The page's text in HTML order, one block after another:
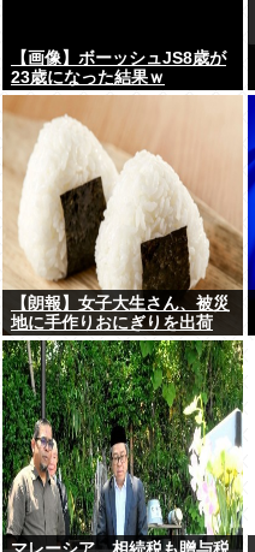
【画像】ボーッシュJS8歳が
23歳になった結果ｗ
【朗報】女子大生さん、被災
地に手作りおにぎりを出荷